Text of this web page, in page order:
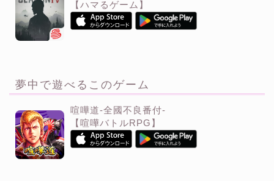
【ハマるゲーム】
夢中で遊べるこのゲーム
喧嘩道-全國不良番付-
【喧嘩バトルRPG】